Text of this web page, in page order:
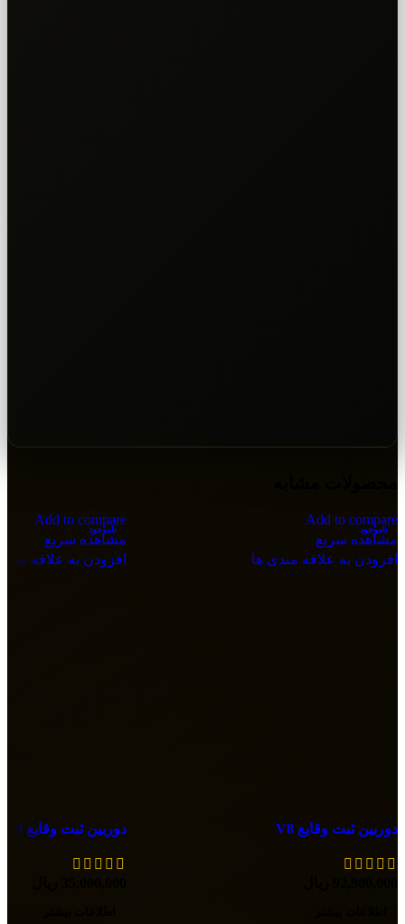
ناموجود
Add to compare
مشاهده سریع
افزودن به علاقه مندی ها
دوربین ثبت وقایع V8
ناموجود
Add to compare
مشاهده سریع
افزودن به علاقه
دوربین ثبت وقایع U60